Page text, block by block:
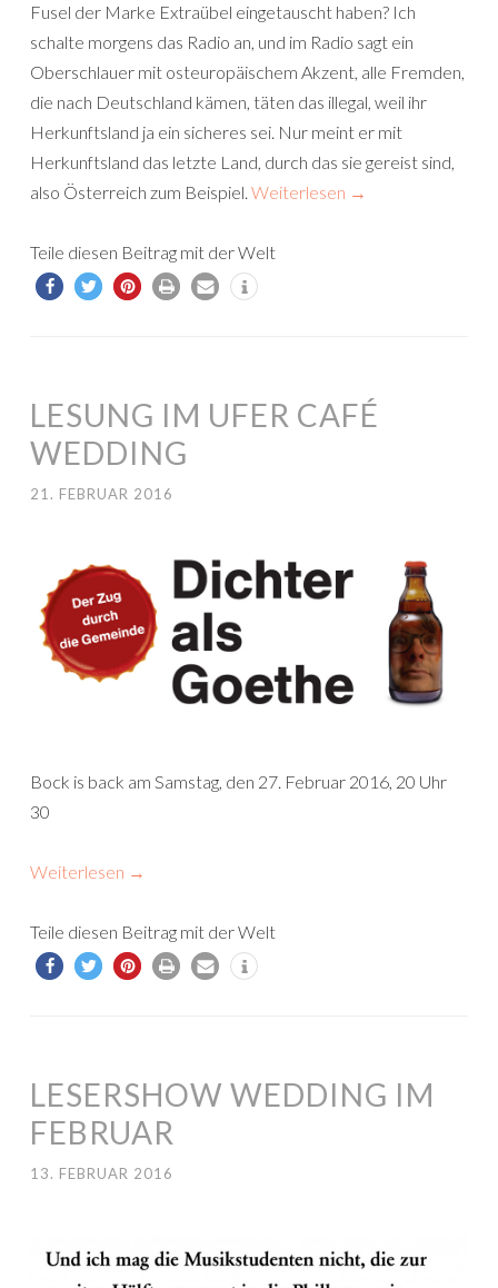
Fusel der Marke Extraübel eingetauscht haben? Ich
schalte morgens das Radio an, und im Radio sagt ein
Oberschlauer mit osteuropäischem Akzent, alle Fremden,
die nach Deutschland kämen, täten das illegal, weil ihr
Herkunftsland ja ein sicheres sei. Nur meint er mit
Herkunftsland das letzte Land, durch das sie gereist sind,
also Österreich zum Beispiel. Weiterlesen →
Teile diesen Beitrag mit der Welt
LESUNG IM UFER CAFÉ
WEDDING
21. FEBRUAR 2016
Bock is back am Samstag, den 27. Februar 2016, 20 Uhr
30
Weiterlesen →
Teile diesen Beitrag mit der Welt
LESERSHOW WEDDING IM
FEBRUAR
13. FEBRUAR 2016